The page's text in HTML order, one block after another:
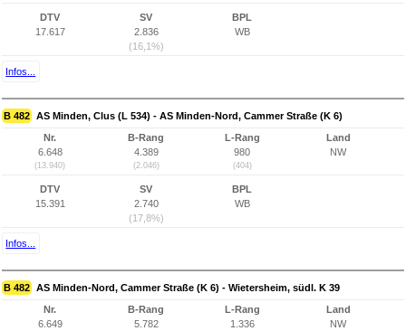
DTV
17.617
SV
2.836
(16,1%)
BPL
WB
Infos...
B 482 AS Minden, Clus (L 534) - AS Minden-Nord, Cammer Straße (K 6)
Nr.
6.648
(13.940)
B-Rang
4.389
(2.046)
L-Rang
980
(404)
Land
NW
DTV
15.391
SV
2.740
(17,8%)
BPL
WB
Infos...
B 482 AS Minden-Nord, Cammer Straße (K 6) - Wietersheim, südl. K 39
Nr.
6.649
B-Rang
5.782
L-Rang
1.336
Land
NW